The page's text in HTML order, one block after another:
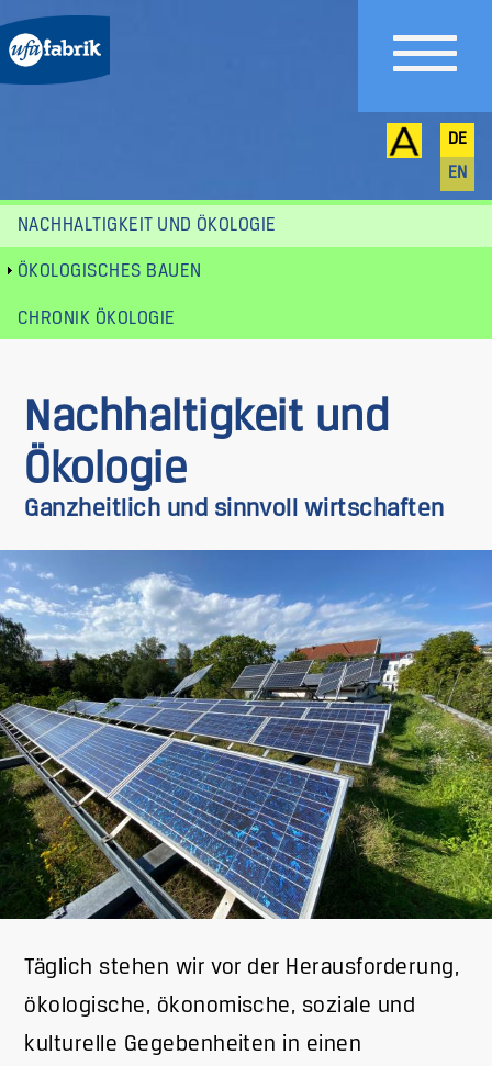
DE
EN
Nachhaltigkeit und
Ökologie
Ganzheitlich und sinnvoll wirtschaften
Bild
Täglich stehen wir vor der Herausforderung,
ökologische, ökonomische, soziale und
kulturelle Gegebenheiten in einen
Untermenü
NACHHALTIGKEIT UND ÖKOLOGIE
ÖKOLOGISCHES BAUEN
CHRONIK ÖKOLOGIE